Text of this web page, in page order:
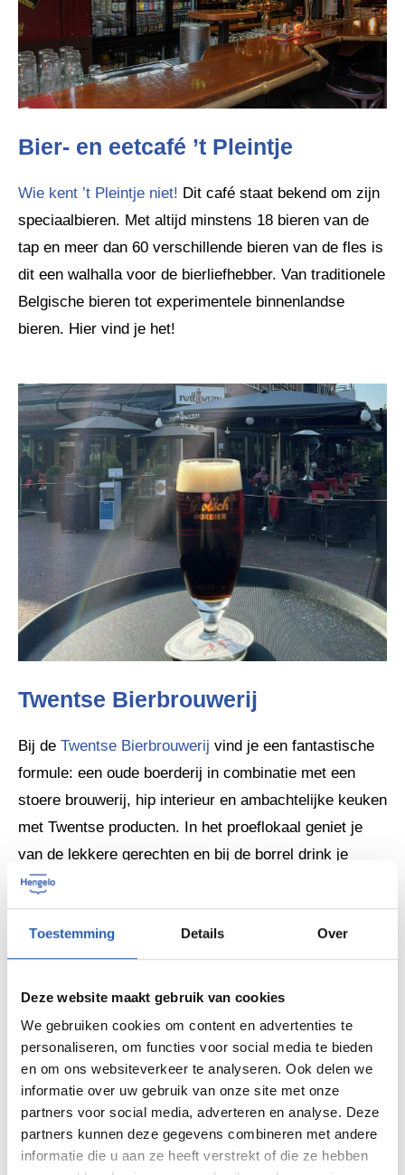
Toestemming Details Over
Deze website maakt gebruik van cookies
We gebruiken cookies om content en advertenties te
personaliseren, om functies voor social media te bieden
en om ons websiteverkeer te analyseren. Ook delen we
informatie over uw gebruik van onze site met onze
partners voor social media, adverteren en analyse. Deze
partners kunnen deze gegevens combineren met andere
informatie die u aan ze heeft verstrekt of die ze hebben
Bier- en eetcafé ’t Pleintje
Wie kent ’t Pleintje niet! Dit café staat bekend om zijn
speciaalbieren. Met altijd minstens 18 bieren van de
tap en meer dan 60 verschillende bieren van de fles is
dit een walhalla voor de bierliefhebber. Van traditionele
Belgische bieren tot experimentele binnenlandse
bieren. Hier vind je het!
Twentse Bierbrouwerij
Bij de Twentse Bierbrouwerij vind je een fantastische
formule: een oude boerderij in combinatie met een
stoere brouwerij, hip interieur en ambachtelijke keuken
met Twentse producten. In het proeflokaal geniet je
van de lekkere gerechten en bij de borrel drink je
natuurlijk hun eigen Twents bier. Van Twents Bok tot
een Zoete Japie.